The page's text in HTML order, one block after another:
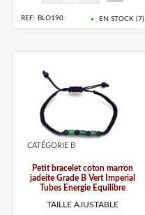
REF: BLO190 EN STOCK (7)
CATÉGORIE B
Petit bracelet coton marron
jadeite Grade B Vert Imperial
Tubes Energie Equilibre
TAILLE AJUSTABLE